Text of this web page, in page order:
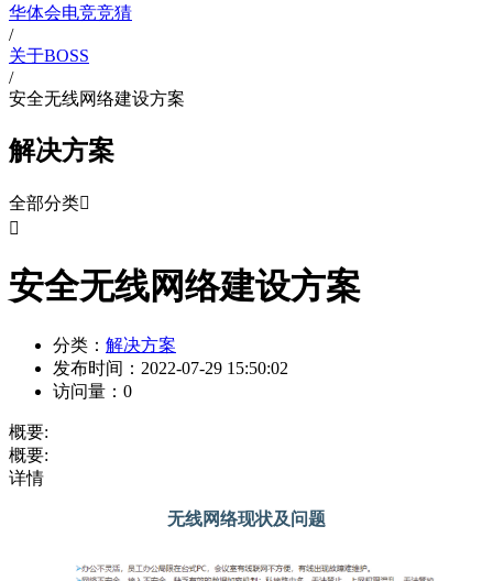
华体会电竞竞猜
/
关于BOSS
/
安全无线网络建设方案
解决方案
全部分类

安全无线网络建设方案
分类： 解决方案
发布时间： 2022-07-29 15:50:02
访问量： 0
概要:
概要:
详情
无线网络现状及问题